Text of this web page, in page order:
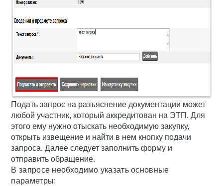
Подать запрос на разъяснение документации может
любой участник, который аккредитован на ЭТП. Для
этого ему нужно отыскать необходимую закупку,
открыть извещение и найти в нем кнопку подачи
запроса. Далее следует заполнить форму и
отправить обращение.
В запросе необходимо указать основные
параметры: